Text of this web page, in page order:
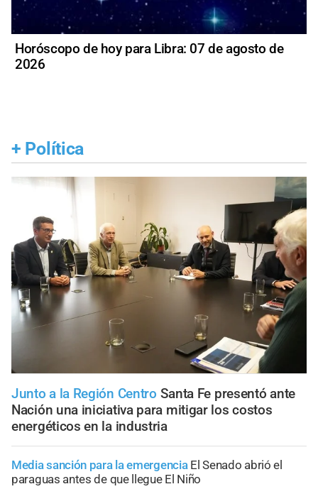
Horóscopo de hoy para Libra: 07 de agosto de
2026
+ Política
Junto a la Región Centro Santa Fe presentó ante
Nación una iniciativa para mitigar los costos
energéticos en la industria
Media sanción para la emergencia El Senado abrió el
paraguas antes de que llegue El Niño